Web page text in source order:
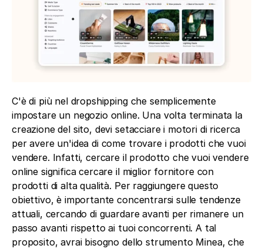
C'è di più nel dropshipping che semplicemente
impostare un negozio online. Una volta terminata la
creazione del sito, devi setacciare i motori di ricerca
per avere un'idea di come trovare i prodotti che vuoi
vendere. Infatti, cercare il prodotto che vuoi vendere
online significa cercare il miglior fornitore con
prodotti di alta qualità. Per raggiungere questo
obiettivo, è importante concentrarsi sulle tendenze
attuali, cercando di guardare avanti per rimanere un
passo avanti rispetto ai tuoi concorrenti. A tal
proposito, avrai bisogno dello strumento Minea, che